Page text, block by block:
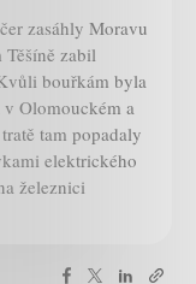
zasáhly Moravu
zabil
bouřkám byla
Olomouckém a
tam popadaly
elektrického
železnici